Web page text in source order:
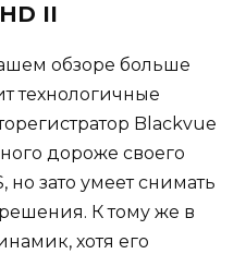
II
обзоре больше
технологичные
Blackvue
дороже своего
зато умеет снимать
К тому же в
хотя его